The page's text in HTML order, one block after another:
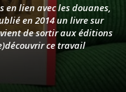
lien avec les douanes,
en 2014 un livre sur
de sortir aux éditions
ce travail